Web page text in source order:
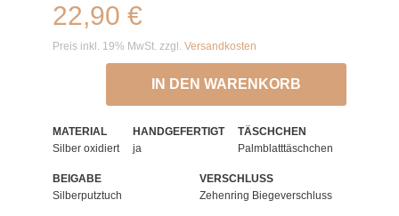
22,90 €
Preis inkl. 19% MwSt. zzgl. Versandkosten
IN DEN WARENKORB
MATERIAL
Silber oxidiert
HANDGEFERTIGT
ja
TÄSCHCHEN
Palmblatttäschchen
BEIGABE
Silberputztuch
VERSCHLUSS
Zehenring Biegeverschluss